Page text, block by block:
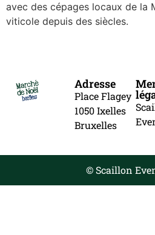
avec des cépages locaux de la
viticole depuis des siècles.
Adresse
Place Flagey
1050 Ixelles
Bruxelles
© Scaillon